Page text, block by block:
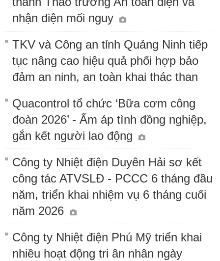
nhận diện mối nguy
TKV và Công an tỉnh Quảng Ninh tiếp
tục nâng cao hiệu quả phối hợp bảo
đảm an ninh, an toàn khai thác than
Quacontrol tổ chức ‘Bữa cơm công
đoàn 2026’ - Ấm áp tình đồng nghiệp,
gắn kết người lao động
Công ty Nhiệt điện Duyên Hải sơ kết
công tác ATVSLĐ - PCCC 6 tháng đầu
năm, triển khai nhiệm vụ 6 tháng cuối
năm 2026
Công ty Nhiệt điện Phú Mỹ triển khai
nhiều hoạt động tri ân nhân ngày